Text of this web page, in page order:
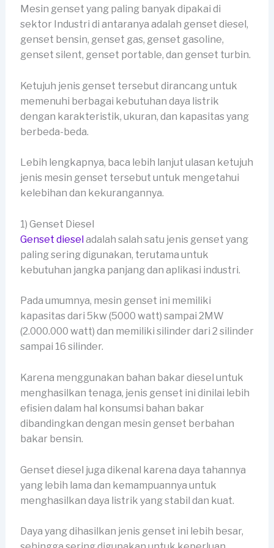
Mesin genset yang paling banyak dipakai di
sektor Industri di antaranya adalah genset diesel,
genset bensin, genset gas, genset gasoline,
genset silent, genset portable, dan genset turbin.
Ketujuh jenis genset tersebut dirancang untuk
memenuhi berbagai kebutuhan daya listrik
dengan karakteristik, ukuran, dan kapasitas yang
berbeda-beda.
Lebih lengkapnya, baca lebih lanjut ulasan ketujuh
jenis mesin genset tersebut untuk mengetahui
kelebihan dan kekurangannya.
1) Genset Diesel
Genset dieseladalah salah satu jenis genset yang
paling sering digunakan, terutama untuk
kebutuhan jangka panjang dan aplikasi industri.
Pada umumnya, mesin genset ini memiliki
kapasitas dari 5kw (5000 watt) sampai 2MW
(2.000.000 watt) dan memiliki silinder dari 2 silinder
sampai 16 silinder.
Karena menggunakan bahan bakar diesel untuk
menghasilkan tenaga, jenis genset ini dinilai lebih
efisien dalam hal konsumsi bahan bakar
dibandingkan dengan mesin genset berbahan
bakar bensin.
Genset diesel juga dikenal karena daya tahannya
yang lebih lama dan kemampuannya untuk
menghasilkan daya listrik yang stabil dan kuat.
Daya yang dihasilkan jenis genset ini lebih besar,